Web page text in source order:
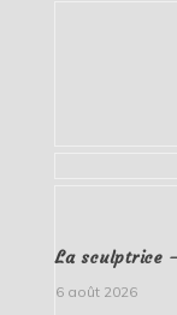
La sculptrice
6 août 2026